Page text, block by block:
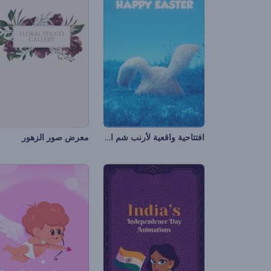
افتتاحية واقعية لأرنب شم النسيم معرض صور الزهور